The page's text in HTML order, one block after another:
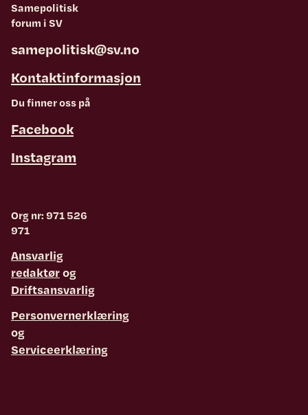
Samepolitisk
forum i SV
samepolitisk@sv.no
Kontaktinformasjon
Du finner oss på
Facebook
Instagram
Org nr: 971 526
971
Ansvarlig
redaktørog
Driftsansvarlig
Personvernerklæring
og
Serviceerklæring